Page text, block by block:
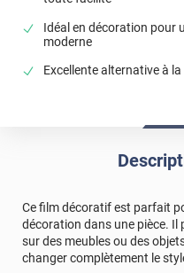
Idéal en décoration pour
moderne
Excellente alternative à
Ce film décoratif est parfait
décoration dans une pièce. Il
sur des meubles ou des
changer complètement le